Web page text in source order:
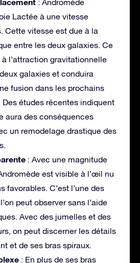
: Andromède
Lactée à une vitesse
Cette vitesse est due à la
entre les deux galaxies. Ce
l’attraction gravitationnelle
galaxies et conduira
fusion dans les prochains
Des études récentes indiquent
aura des conséquences
un remodelage drastique des
: Avec une magnitude
est visible à l’œil nu
favorables. C’est l’une des
peut observer sans l’aide
Avec des jumelles et des
on peut discerner les détails
et de ses bras spiraux.
: En plus de ses bras